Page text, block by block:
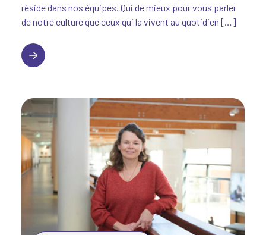
réside dans nos équipes. Qui de mieux pour vous parler
de notre culture que ceux qui la vivent au quotidien […]
Laurence, Directrice de la SEPR d’Annonay